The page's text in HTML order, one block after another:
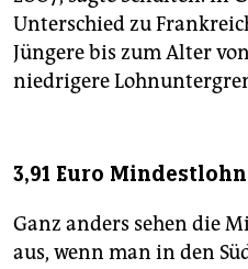
Unterschied zu
Jüngere bis zum Alter
niedrigere
3,91 Euro
Ganz anders sehen die
aus, wenn man in den